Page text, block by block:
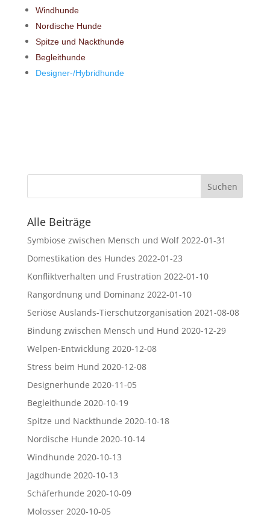
Windhunde
Nordische Hunde
Spitze und Nackthunde
Begleithunde
Designer-/Hybridhunde
Alle Beiträge
Symbiose zwischen Mensch und Wolf 2022-01-31
Domestikation des Hundes 2022-01-23
Konfliktverhalten und Frustration 2022-01-10
Rangordnung und Dominanz 2022-01-10
Seriöse Auslands-Tierschutzorganisation 2021-08-08
Bindung zwischen Mensch und Hund 2020-12-29
Welpen-Entwicklung 2020-12-08
Stress beim Hund 2020-12-08
Designerhunde 2020-11-05
Begleithunde 2020-10-19
Spitze und Nackthunde 2020-10-18
Nordische Hunde 2020-10-14
Windhunde 2020-10-13
Jagdhunde 2020-10-13
Schäferhunde 2020-10-09
Molosser 2020-10-05